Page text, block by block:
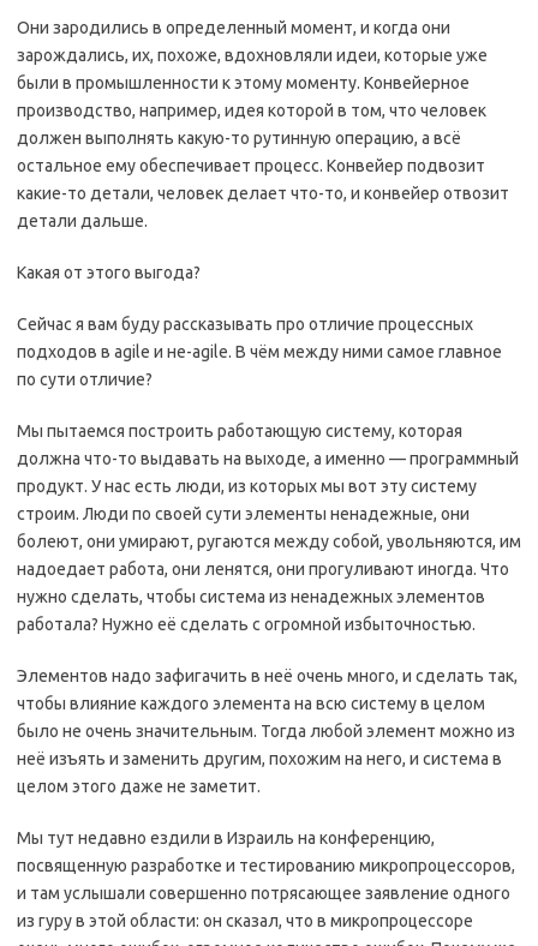
Они зародились в определенный момент, и когда они
зарождались, их, похоже, вдохновляли идеи, которые уже
были в промышленности к этому моменту. Конвейерное
производство, например, идея которой в том, что человек
должен выполнять какую-то рутинную операцию, а всё
остальное ему обеспечивает процесс. Конвейер подвозит
какие-то детали, человек делает что-то, и конвейер отвозит
детали дальше.
Какая от этого выгода?
Сейчас я вам буду рассказывать про отличие процессных
подходов в agile и не-agile. В чём между ними самое главное
по сути отличие?
Мы пытаемся построить работающую систему, которая
должна что-то выдавать на выходе, а именно — программный
продукт. У нас есть люди, из которых мы вот эту систему
строим. Люди по своей сути элементы ненадежные, они
болеют, они умирают, ругаются между собой, увольняются, им
надоедает работа, они ленятся, они прогуливают иногда. Что
нужно сделать, чтобы система из ненадежных элементов
работала? Нужно её сделать с огромной избыточностью.
Элементов надо зафигачить в неё очень много, и сделать так,
чтобы влияние каждого элемента на всю систему в целом
было не очень значительным. Тогда любой элемент можно из
неё изъять и заменить другим, похожим на него, и система в
целом этого даже не заметит.
Мы тут недавно ездили в Израиль на конференцию,
посвященную разработке и тестированию микропроцессоров,
и там услышали совершенно потрясающее заявление одного
из гуру в этой области: он сказал, что в микропроцессоре